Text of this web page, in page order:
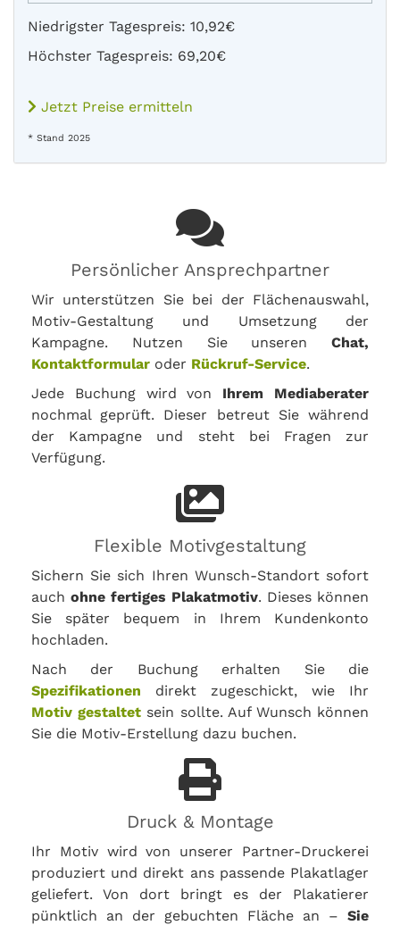
Niedrigster Tagespreis: 10,92€
Höchster Tagespreis: 69,20€
Jetzt Preise ermitteln
* Stand 2025
Persönlicher Ansprechpartner
Wir unterstützen Sie bei der Flächenauswahl,
Motiv-Gestaltung und Umsetzung der
Kampagne. Nutzen Sie unseren Chat,
Kontaktformular oder Rückruf-Service.
Jede Buchung wird von Ihrem Mediaberater
nochmal geprüft. Dieser betreut Sie während
der Kampagne und steht bei Fragen zur
Verfügung.
Flexible Motivgestaltung
Sichern Sie sich Ihren Wunsch-Standort sofort
auch ohne fertiges Plakatmotiv. Dieses können
Sie später bequem in Ihrem Kundenkonto
hochladen.
Nach der Buchung erhalten Sie die
Spezifikationen direkt zugeschickt, wie Ihr
Motiv gestaltet sein sollte. Auf Wunsch können
Sie die Motiv-Erstellung dazu buchen.
Druck & Montage
Ihr Motiv wird von unserer Partner-Druckerei
produziert und direkt ans passende Plakatlager
geliefert. Von dort bringt es der Plakatierer
pünktlich an der gebuchten Fläche an – Sie